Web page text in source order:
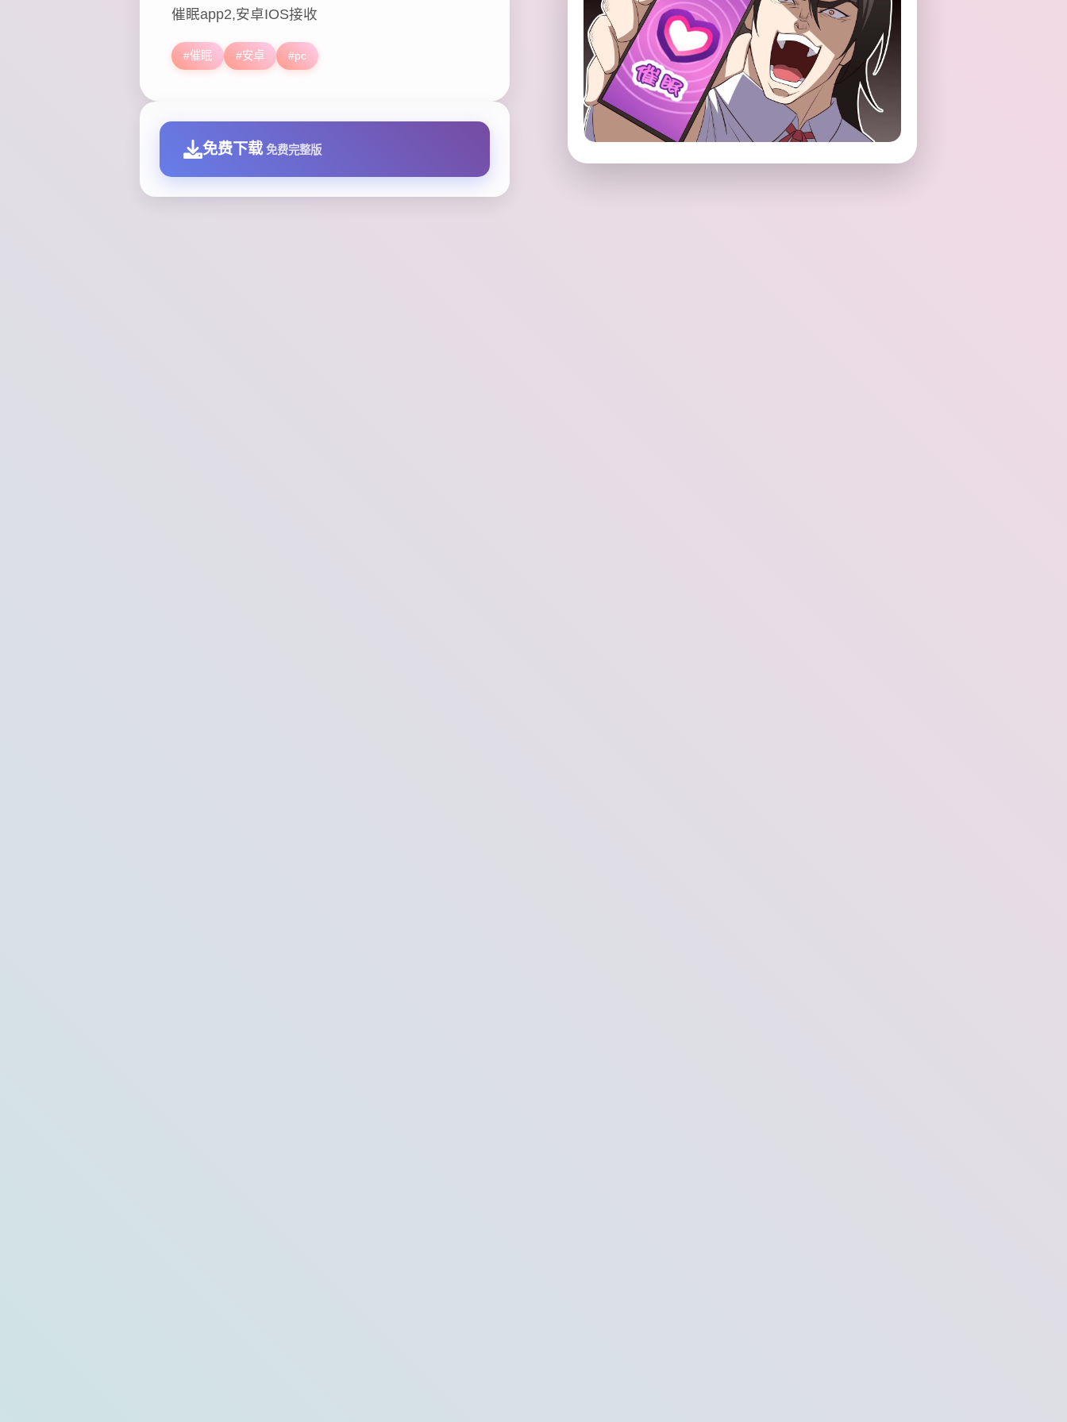
催眠app2,安卓IOS接收
#催眠 #安卓 #pc
免费下载 免费完整版